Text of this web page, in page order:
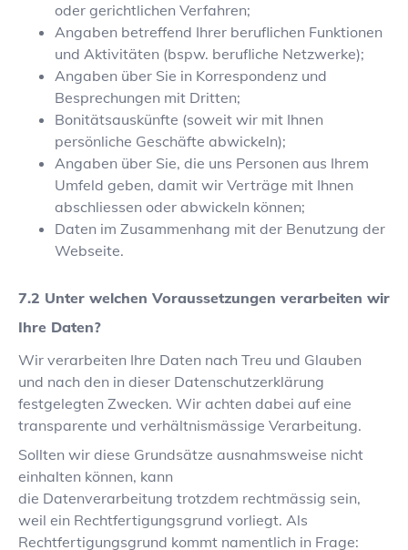
oder gerichtlichen Verfahren;
Angaben betreffend Ihrer beruflichen Funktionen
und Aktivitäten (bspw. berufliche Netzwerke);
Angaben über Sie in Korrespondenz und
Besprechungen mit Dritten;
Bonitätsauskünfte (soweit wir mit Ihnen
persönliche Geschäfte abwickeln);
Angaben über Sie, die uns Personen aus Ihrem
Umfeld geben, damit wir Verträge mit Ihnen
abschliessen oder abwickeln können;
Daten im Zusammenhang mit der Benutzung der
Webseite.
Unter welchen Voraussetzungen verarbeiten wir
Ihre Daten?
Wir verarbeiten Ihre Daten nach Treu und Glauben
und nach den in dieser Datenschutzerklärung
festgelegten Zwecken. Wir achten dabei auf eine
transparente und verhältnismässige Verarbeitung.
Sollten wir diese Grundsätze ausnahmsweise nicht
einhalten können, kann
die Datenverarbeitung trotzdem rechtmässig sein,
weil ein Rechtfertigungsgrund vorliegt. Als
Rechtfertigungsgrund kommt namentlich in Frage: